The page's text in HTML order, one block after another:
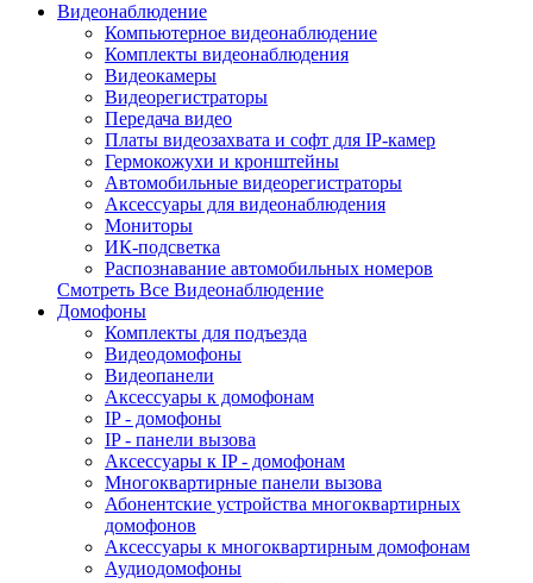
Видеонаблюдение
Компьютерное видеонаблюдение
Комплекты видеонаблюдения
Видеокамеры
Видеорегистраторы
Передача видео
Платы видеозахвата и софт для IP-камер
Гермокожухи и кронштейны
Автомобильные видеорегистраторы
Аксессуары для видеонаблюдения
Мониторы
ИК-подсветка
Распознавание автомобильных номеров
Смотреть Все Видеонаблюдение
Домофоны
Комплекты для подъезда
Видеодомофоны
Видеопанели
Аксессуары к домофонам
IP - домофоны
IP - панели вызова
Аксессуары к IP - домофонам
Многоквартирные панели вызова
Абонентские устройства многоквартирных
домофонов
Аксессуары к многоквартирным домофонам
Аудиодомофоны